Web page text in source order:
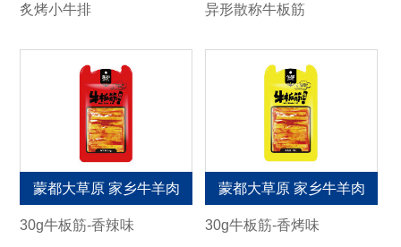
炙烤小牛排 异形散称牛板筋
蒙都大草原 家乡牛羊肉
30g牛板筋-香辣味
蒙都大草原 家乡牛羊肉
30g牛板筋-香烤味